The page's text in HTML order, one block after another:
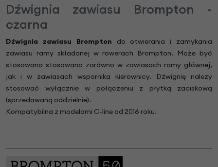
Dźwignia zawiasu Brompton -
czarna
Dźwignia zawiasu Brompton do otwierania i zamykania
zawiasu ramy składanej w rowerach Brompton. Może być
stosowana stosowana zarówno w zawiasach ramy głównej,
jak i w zawiasach wspornika kierownicy. Dźwignię należy
stosować wyłącznie w połączeniu z płytką zaciskową
(sprzedawaną oddzielnie).
Kompatybilna z modelami C-line od 2016 roku.